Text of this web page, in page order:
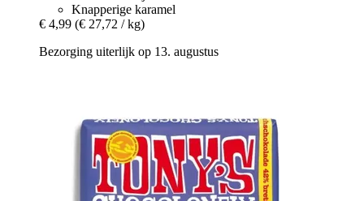
Knapperige karamel
€ 4,99 (€ 27,72 / kg)
Bezorging uiterlijk op 13. augustus